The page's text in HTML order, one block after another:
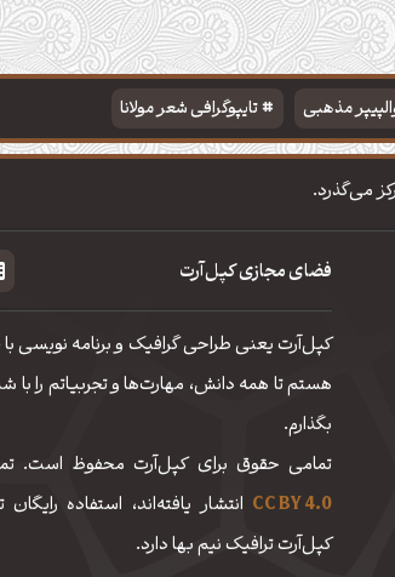
مذهبی تایپوگرافی شعر مولانا
می‌گذرد.
فضای مجازی کپل‌آرت
کپل‌آرت یعنی طراحی گرافیک و برنامه نویسی
هستم تا همه دانش، مهارت‌‌ها و تجربیاتم را با
بگذارم.
تمامی حقوق برای کپل‌آرت محفوظ است.
CC BY 4.0 انتشار یافته‌اند، استفاده
کپل‌آرت ترافیک نیم بها دارد.